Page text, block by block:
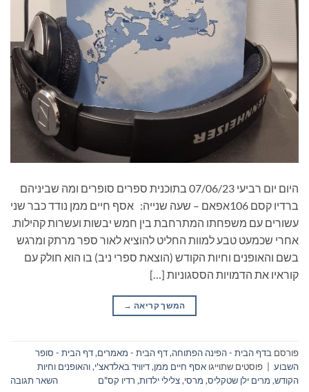
היום יום רביעי 07/06/23 בתוכנית ספרים סופרים ומה שביניהם
ברדיו קסם 106אפאם – שעה שנייה: אסף חיים ממן נודד כבר שני
עשורים עם משפחתו המתרחבת בין חמש יבשות ועשרות קהילות.
אחרי שכמעט טבע למוות החליט להוציא לאור ספר מרתק ומרגש
בשם והאופנים וחיות הקודש (הוצאת ספרי ניב) בו הוא חולק עם
קוראיו את הדמויות הססגוניות […]
המשך קריאה →
פורסם בדף הבית - הפינה הפתוחה,דף הבית - מאמרים,דף הבית - סופר
השבוע
פוסטים שתוייגו אסף חיים ממן,דיוויד באלדאצ'י,והאופנים וחיות
הקודש, מרים ילן שטקליס, מרסי,צלילי ילדות, רדיו קס"ם השאר תגובה